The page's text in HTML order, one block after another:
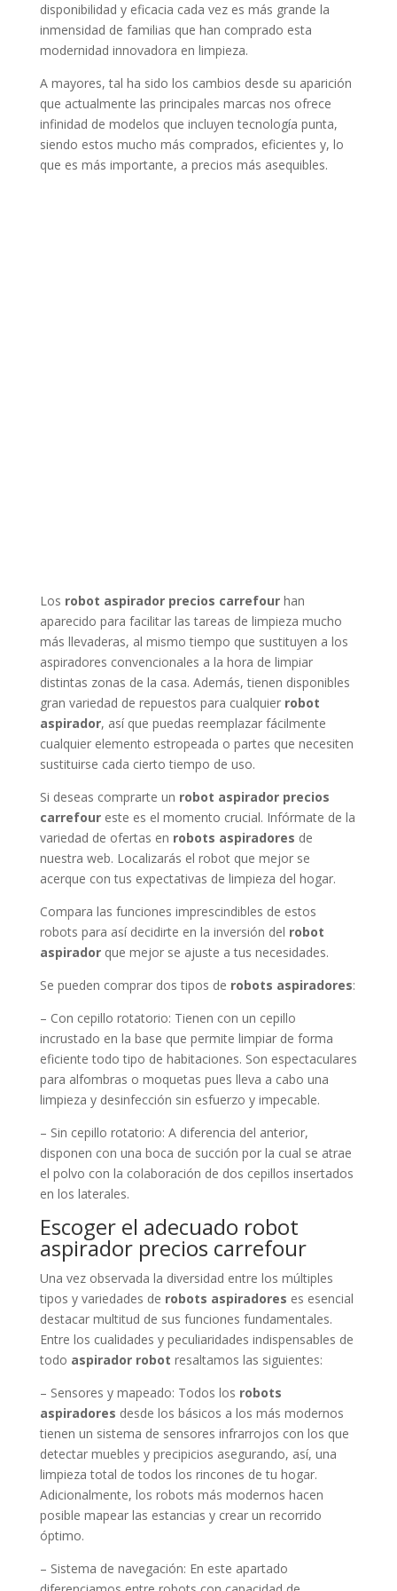
disponibilidad y eficacia cada vez es más grande la
inmensidad de familias que han comprado esta
modernidad innovadora en limpieza.
A mayores, tal ha sido los cambios desde su aparición
que actualmente las principales marcas nos ofrece
infinidad de modelos que incluyen tecnología punta,
siendo estos mucho más comprados, eficientes y, lo
que es más importante, a precios más asequibles.
Los robot aspirador precios carrefourhan
aparecido para facilitar las tareas de limpieza mucho
más llevaderas, al mismo tiempo que sustituyen a los
aspiradores convencionales a la hora de limpiar
distintas zonas de la casa. Además, tienen disponibles
gran variedad de repuestos para cualquier robot
aspirador, así que puedas reemplazar fácilmente
cualquier elemento estropeada o partes que necesiten
sustituirse cada cierto tiempo de uso.
Si deseas comprarte un robot aspirador precios
carrefoureste es el momento crucial. Infórmate de la
variedad de ofertas en robots aspiradores de
nuestra web. Localizarás el robot que mejor se
acerque con tus expectativas de limpieza del hogar.
Compara las funciones imprescindibles de estos
robots para así decidirte en la inversión del robot
aspiradorque mejor se ajuste a tus necesidades.
Se pueden comprar dos tipos de robots aspiradores:
– Con cepillo rotatorio: Tienen con un cepillo
incrustado en la base que permite limpiar de forma
eficiente todo tipo de habitaciones. Son espectaculares
para alfombras o moquetas pues lleva a cabo una
limpieza y desinfección sin esfuerzo y impecable.
– Sin cepillo rotatorio: A diferencia del anterior,
disponen con una boca de succión por la cual se atrae
el polvo con la colaboración de dos cepillos insertados
en los laterales.
Escoger el adecuado robot
aspirador precios carrefour
Una vez observada la diversidad entre los múltiples
tipos y variedades de robots aspiradores es esencial
destacar multitud de sus funciones fundamentales.
Entre los cualidades y peculiaridades indispensables de
todo aspirador robot resaltamos las siguientes:
– Sensores y mapeado: Todos los robots
aspiradores desde los básicos a los más modernos
tienen un sistema de sensores infrarrojos con los que
detectar muebles y precipicios asegurando, así, una
limpieza total de todos los rincones de tu hogar.
Adicionalmente, los robots más modernos hacen
posible mapear las estancias y crear un recorrido
óptimo.
– Sistema de navegación: En este apartado